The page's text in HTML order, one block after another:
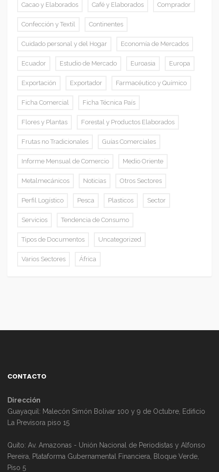
Cacao y Elaborados Café y Elaborados Comprador
Confección y Textil Continentes
Cuidado personal y del Hogar Economía de Mercados
Ecuador Estudio de Mercado Euroasia Europa
Exportación Exportador Farmacéutico y Químico
Ficha Comercial Ficha Técnica País
Flores y Plantas Forestal y Productos Elaborados
Frutas no Tradicionales Guías Comerciales
Informe Mensual de Comercio Medio Oriente
Metalmecánicos Noticias Otros Sectores
Perfil Logístico Pesca Plasticos Sector
Servicios Tendencia de Consumo
Tipos de Documentos Uncategorized
Varios Sectores África
CONTACTO
Dirección
Guayaquil: Malecón Simón Bolivar 100 y 9 de Octubre, Edificio
La Previsora piso 15
Quito: Av. Amazonas - Unión Nacional de Periodistas y Alfonso
Pereira, Plataforma Gubernamental Financiera, Bloque Verde,
Piso 5